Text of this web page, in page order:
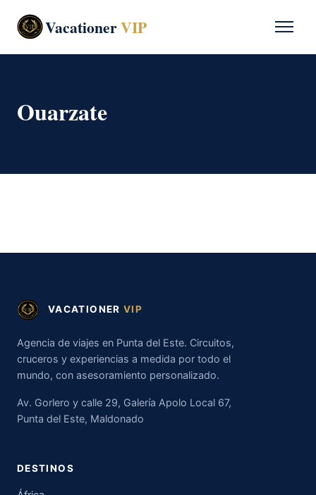
VacationerVIP
Ouarzate
VACATIONER VIP
Agencia de viajes en Punta del Este. Circuitos,
cruceros y experiencias a medida por todo el
mundo, con asesoramiento personalizado.
Av. Gorlero y calle 29, Galería Apolo Local 67,
Punta del Este, Maldonado
DESTINOS